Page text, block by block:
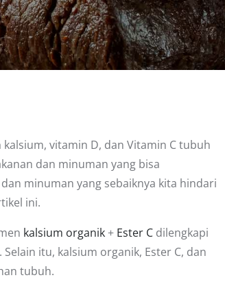
vitamin D, dan Vitamin C tubuh
dan minuman yang bisa
minuman yang sebaiknya kita hindari
ini.
kalsium organik+ Ester C dilengkapi
itu, kalsium organik, Ester C, dan
tubuh.